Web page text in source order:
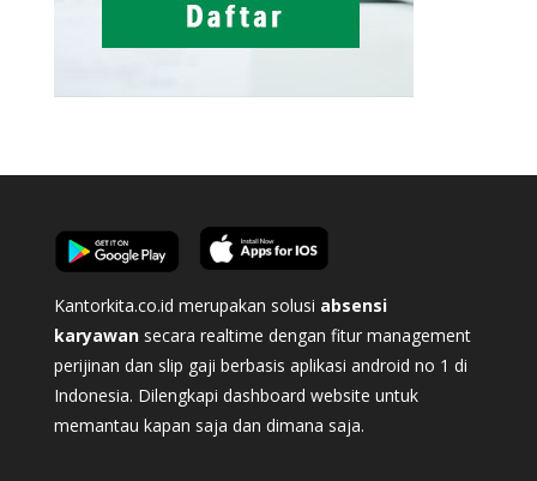
Kantorkita.co.id merupakan solusi absensi
karyawan secara realtime dengan fitur management
perijinan dan slip gaji berbasis aplikasi android no 1 di
Indonesia. Dilengkapi dashboard website untuk
memantau kapan saja dan dimana saja.